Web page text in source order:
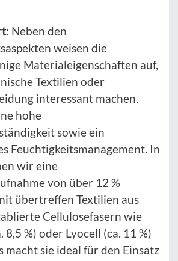
: Neben den
weisen die
Materialeigenschaften auf,
Textilien oder
interessant machen.
hohe
sowie ein
Feuchtigkeitsmanagement. In
wir eine
von über 12 %
übertreffen Textilien aus
Cellulosefasern wie
8,5 %) oder Lyocell (ca. 11 %)
macht sie ideal für den Einsatz